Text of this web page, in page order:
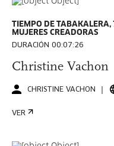
TIEMPO DE TABAKALERA,
MUJERES CREADORAS
DURACIÓN 00:07:26
Christine Vachon
CHRISTINE VACHON
VER